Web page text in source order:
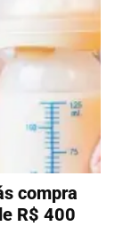
compra
R$ 400